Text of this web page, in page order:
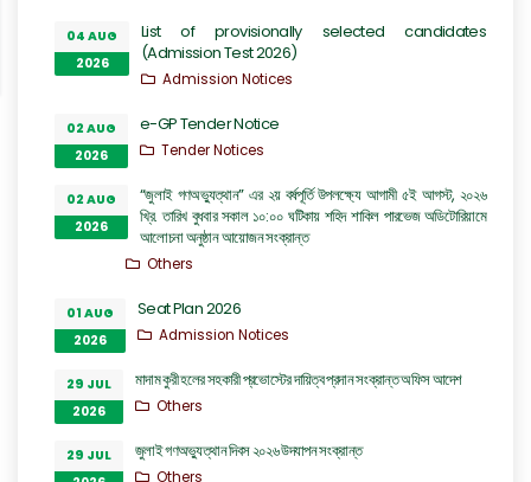
04 AUG
2026
List of provisionally selected candidates
(Admission Test 2026)
Admission Notices
02 AUG
2026
e-GP Tender Notice
Tender Notices
02 AUG
2026
“জুলাই গণঅভ্যুত্থান” এর ২য় বর্ষপূর্তি উপলক্ষ্যে আগামী ৫ই আগস্ট, ২০২৬
খ্রি. তারিখ বুধবার সকাল ১০:০০ ঘটিকায় শহিদ শাকিল পারভেজ অডিটোরিয়ামে
আলোচনা অনুষ্ঠান আয়োজন সংক্রান্ত
Others
01 AUG
2026
Seat Plan 2026
Admission Notices
29 JUL
2026
মাদাম কুরী হলের সহকারী প্রভোস্টের দায়িত্ব প্রদান সংক্রান্ত অফিস আদেশ
Others
29 JUL
জুলাই গণঅভ্যুত্থান দিবস ২০২৬ উদযাপন সংক্রান্ত
Others